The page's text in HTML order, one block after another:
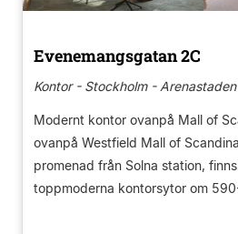
Evenemangsgatan 2C
Kontor - Stockholm -
Modernt kontor ovanpå Mall of
ovanpå Westfield Mall of
promenad från Solna station,
toppmoderna kontorsytor om